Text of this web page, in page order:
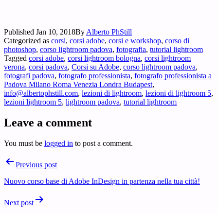
Published Jan 10, 2018By Alberto PhStill
Categorized as corsi, corsi adobe, corsi e workshop, corso di
photoshop, corso lightroom padova, fotografia, tutorial lightroom
Tagged corsi adobe, corsi lightroom bologna, corsi lightroom
verona, corsi padova, Corsi su Adobe, corso lightroom padova,
fotografi padova, fotografo professionista, fotografo professionista a
Padova Milano Roma Venezia Londra Budapest,
info@albertophstill.com, lezioni di lightroom, lezioni di lightroom 5,
lezioni lightroom 5, lightroom padova, tutorial lightroom
Leave a comment
You must be logged in to post a comment.
PostPrevious post
Nuovo corso base di Adobe InDesign in partenza nella tua città!
Next post